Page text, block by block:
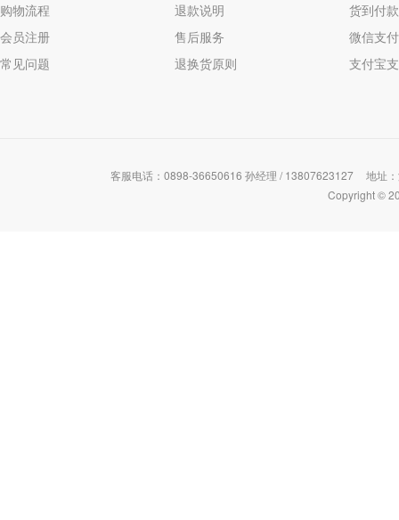
购物流程
会员注册
常见问题
退款说明
售后服务
退换货原则
货到付款
微信支付
支付宝
客服电话：0898-36650616 孙经理 / 13807623127
地址
Copyright ©